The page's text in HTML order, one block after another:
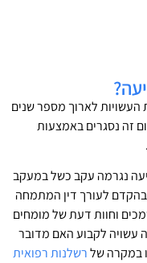
העשויות לארוך מספר שנים
זה נסגרים באמצעות
נגרמה עקב כשל במעקב
בהקדם לעורך דין המתמחה
וחוות דעת של מומחים
עשויה לקבוע האם מדובר
במקרה שלרשלנות רפואית